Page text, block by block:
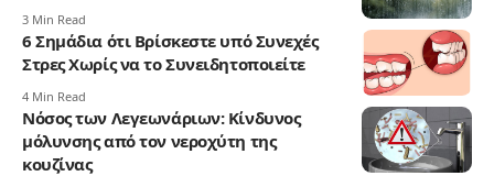
3 Min Read
6 Σημάδια ότι Βρίσκεστε υπό Συνεχές
Στρες Χωρίς να το Συνειδητοποιείτε
4 Min Read
Νόσος των Λεγεωνάριων: Κίνδυνος
μόλυνσης από τον νεροχύτη της
κουζίνας